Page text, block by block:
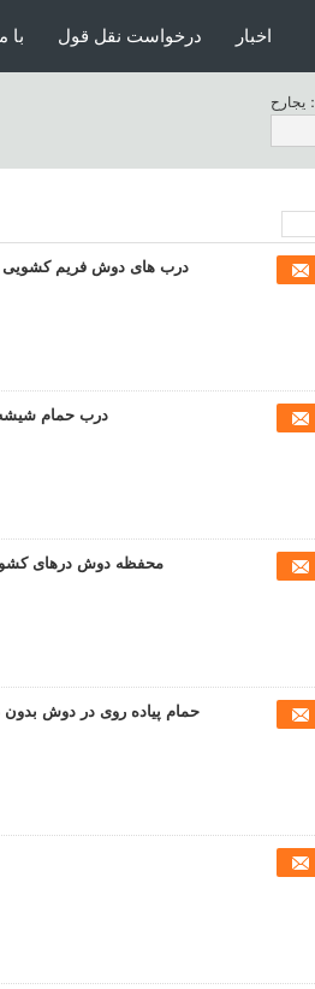
با درخواست نقل قول اخبار
حراجی：
درب حمام
محفظه دوش درهای
حمام پیاده روی در دوش